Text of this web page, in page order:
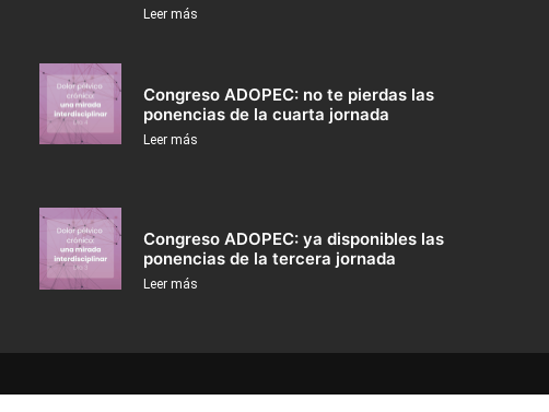
Leer más
Congreso ADOPEC: no te pierdas las
ponencias de la cuarta jornada
Leer más
Congreso ADOPEC: ya disponibles las
ponencias de la tercera jornada
Leer más